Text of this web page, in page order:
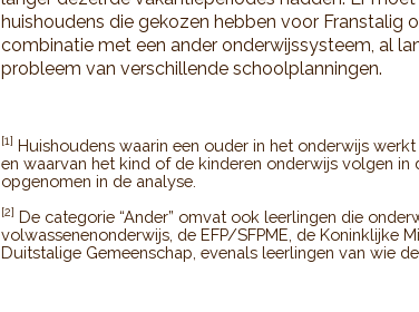
huishoudens die gekozen hebben voor Franstalig
combinatie met een ander onderwijssysteem, al
probleem van verschillende schoolplanningen.
[1] Huishoudens waarin een ouder in het onderwijs
en waarvan het kind of de kinderen onderwijs volgen in
opgenomen in de analyse.
[2] De categorie “Ander” omvat ook leerlingen die
volwassenenonderwijs, de EFP/SFPME, de Koninklijke
Duitstalige Gemeenschap, evenals leerlingen van wie